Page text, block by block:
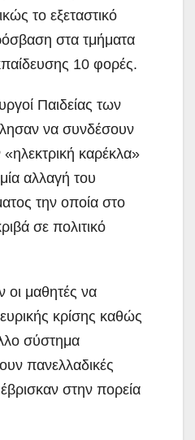
το εξεταστικό
στα τμήματα
10 φορές.
Παιδείας των
να συνδέσουν
«ηλεκτρική καρέκλα»
αλλαγή του
την οποία στο
σε πολιτικό
οι μαθητές να
κρίσης καθώς
σύστημα
πανελλαδικές
στην πορεία